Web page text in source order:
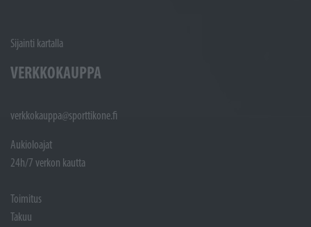
Sijainti kartalla
VERKKOKAUPPA
verkkokauppa@sporttikone.fi
Aukioloajat
24h/7 verkon kautta
Toimitus
Takuu